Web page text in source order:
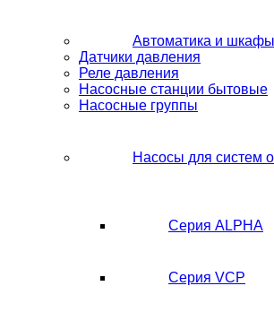
Автоматика и
Датчики давления
Реле давления
Насосные станции бытовые
Насосные группы
Насосы для систем
Серия ALPHA
Серия VCP